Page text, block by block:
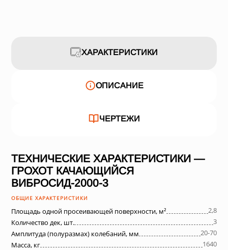
ХАРАКТЕРИСТИКИ
ОПИСАНИЕ
ЧЕРТЕЖИ
ТЕХНИЧЕСКИЕ ХАРАКТЕРИСТИКИ —
ГРОХОТ КАЧАЮЩИЙСЯ
ВИБРОСИД-2000-3
ОБЩИЕ ХАРАКТЕРИСТИКИ
Площадь одной просеивающей поверхности, м²
2,8
Количество дек, шт.
3
Амплитуда (полуразмах) колебаний, мм
20-70
Масса, кг
1640